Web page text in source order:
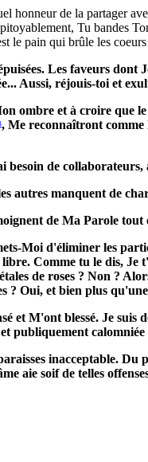
honneur de la partager
Tu bandes
le pain qui brûle les
Les faveurs
Aussi, réjouis-toi et
ombre et à croire que
, Me reconnaîtront comme
de
autres manquent de
de Ma Parole
Moi d'éliminer les
Comme tu le dis,
de roses ? Non ?
? Oui, et bien plus
et M'ont blessé. Je
publiquement
inacceptable.
aie soif de telles